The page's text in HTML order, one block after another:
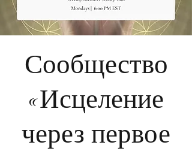
Сообщество
«Исцеление
через первое